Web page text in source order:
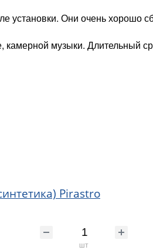
установки. Они очень
камерной музыки. Длительный
Pirastro
шт